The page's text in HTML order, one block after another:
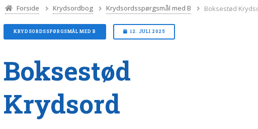
Forside Krydsordbog Krydsordsspørgsmål med B Boksestød
KRYDSORDSSPØRGSMÅL MED B 12. JULI 2025
Boksestød
Krydsord